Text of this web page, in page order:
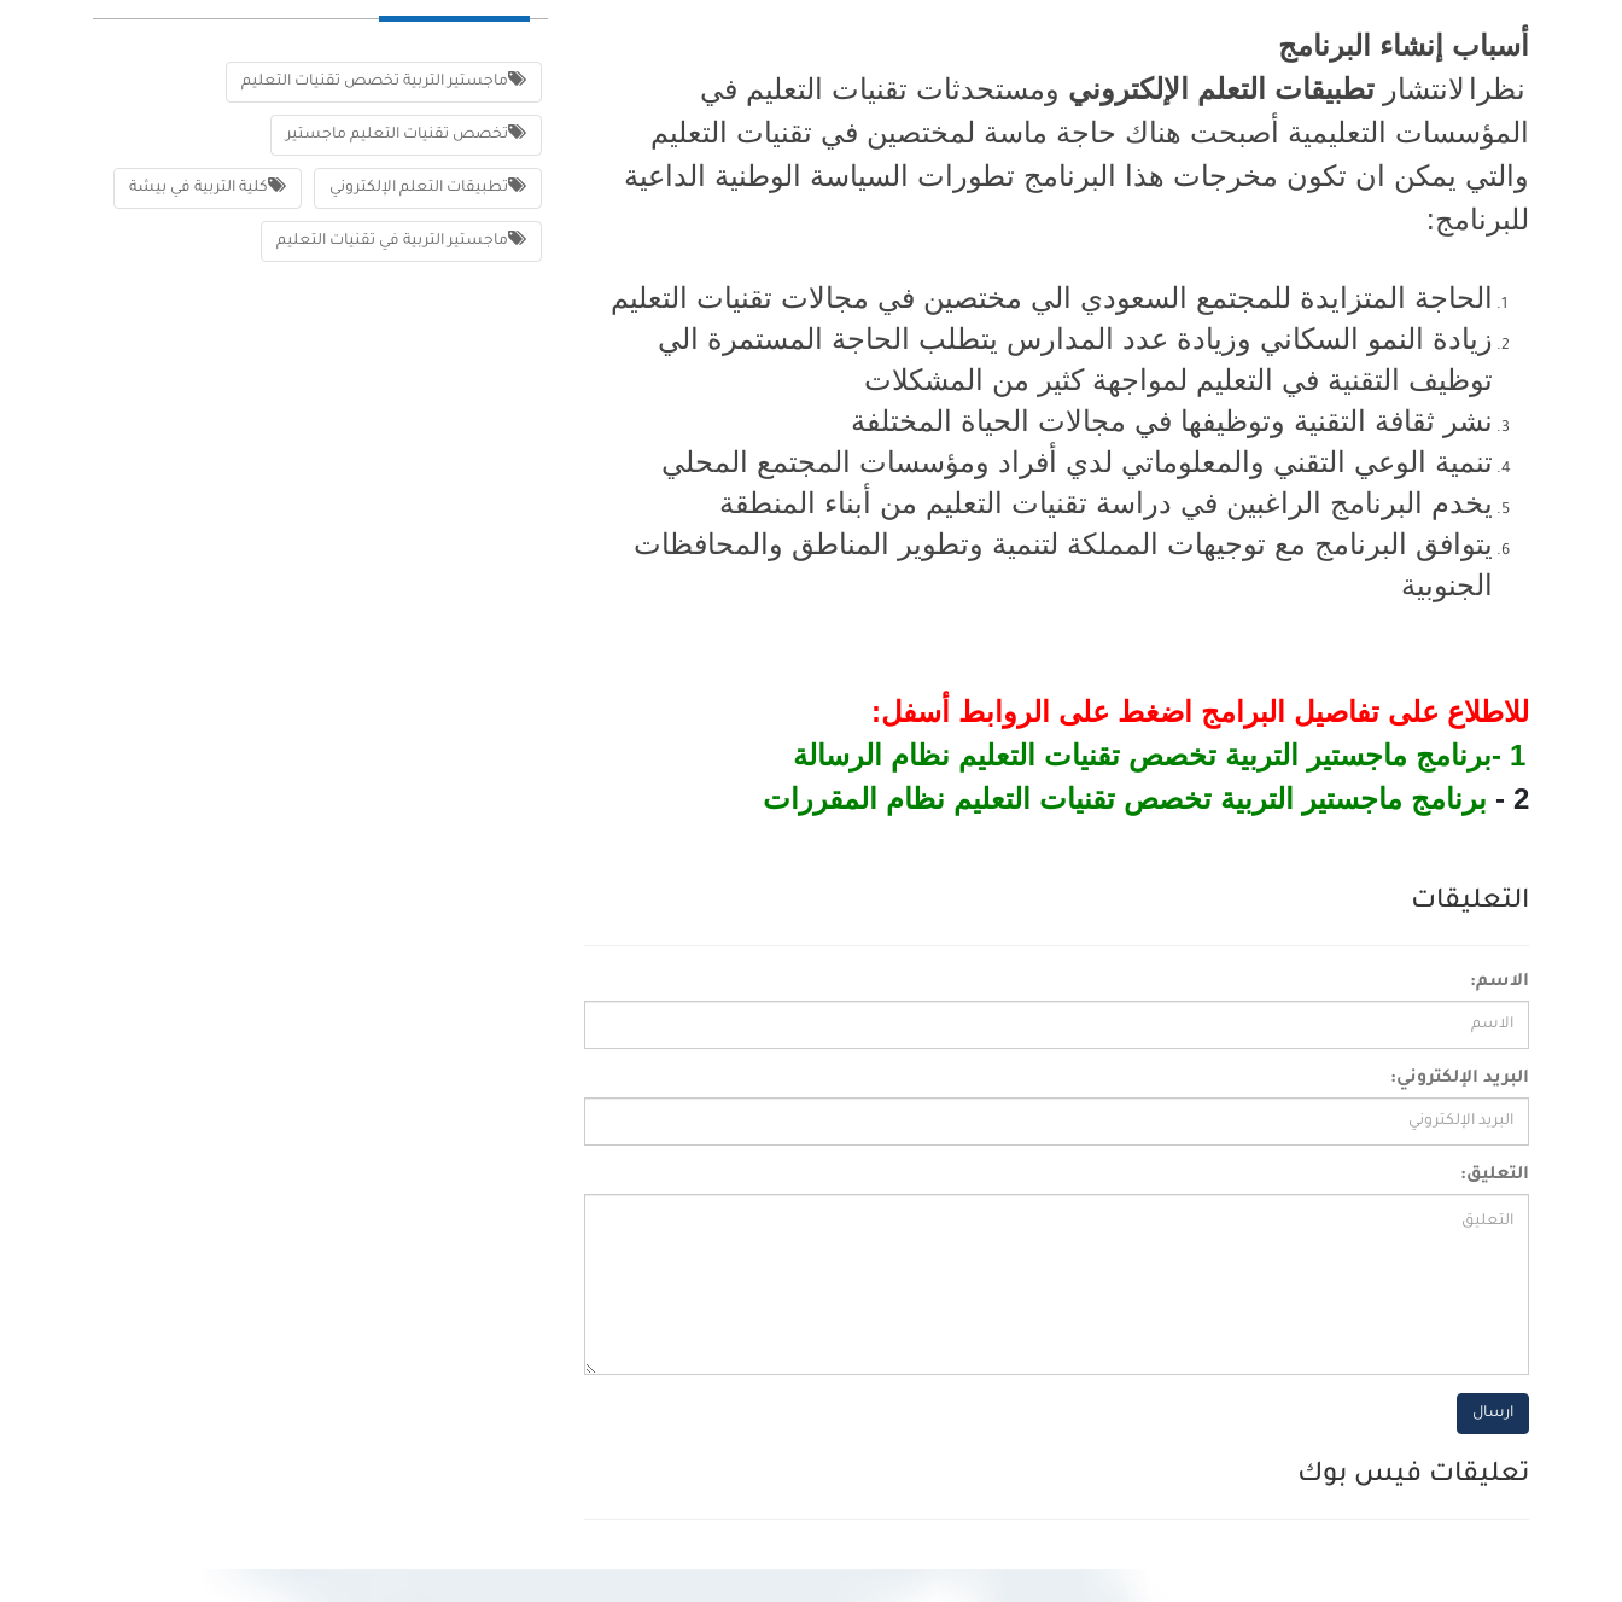
أسباب إنشاء البرنامج
نظرا
لانتشار تطبيقات التعلم الإلكتروني ومستحدثات تقنيات التعليم في
المؤسسات التعليمية أصبحت هناك حاجة ماسة لمختصين في تقنيات التعليم
والتي يمكن ان تكون مخرجات هذا البرنامج تطورات السياسة الوطنية الداعية
للبرنامج:
الحاجة المتزايدة للمجتمع السعودي الي مختصين في مجالات تقنيات التعليم
زيادة النمو السكاني وزيادة عدد المدارس يتطلب الحاجة المستمرة الي
توظيف التقنية في التعليم لمواجهة كثير من المشكلات
نشر ثقافة التقنية وتوظيفها في مجالات الحياة المختلفة
تنمية الوعي التقني والمعلوماتي لدي أفراد ومؤسسات المجتمع المحلي
يخدم البرنامج الراغبين في دراسة تقنيات التعليم من أبناء المنطقة
يتوافق البرنامج مع توجيهات المملكة لتنمية وتطوير المناطق والمحافظات
الجنوبية
للاطلاع على تفاصيل البرامج اضغط على الروابط أسفل:
- 1برنامج ماجستير التربية تخصص تقنيات التعليم نظام الرسالة
- 2 برنامج ماجستير التربية تخصص تقنيات التعليم نظام المقررات
التعليقات
الاسم:
البريد الإلكتروني:
التعليق:
ارسال
تعليقات فيس بوك
ماجستير التربية تخصص تقنيات التعليم
تخصص تقنيات التعليم ماجستير
تطبيقات التعلم الإلكتروني كلية التربية في بيشة
ماجستير التربية في تقنيات التعليم